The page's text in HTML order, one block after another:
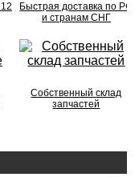
Быстрая доставка по РФ
и странам СНГ
Собственный склад
запчастей